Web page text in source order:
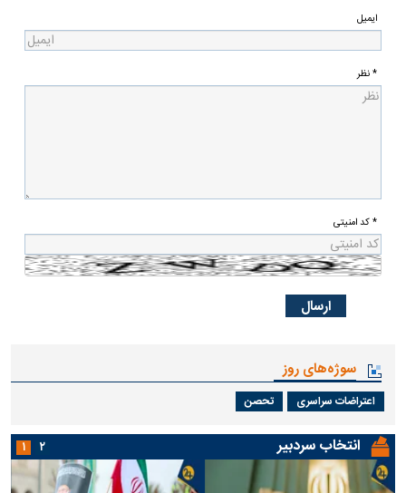
ایمیل
* نظر
* کد امنیتی
سوژه‌های روز
اعتراضات سراسری تحصن
انتخاب سردبیر ۱ ۲